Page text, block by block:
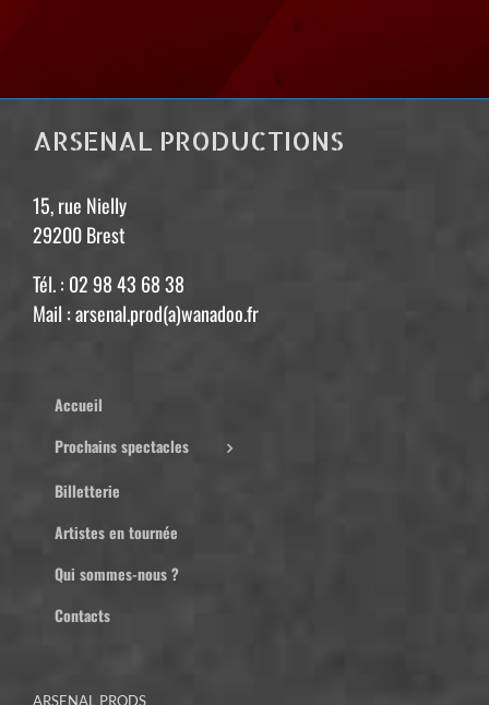
ARSENAL PRODUCTIONS
15, rue Nielly
29200 Brest
Tél. : 02 98 43 68 38
Mail : arsenal.prod(a)wanadoo.fr
Accueil
Prochains spectacles
Billetterie
Artistes en tournée
Qui sommes-nous ?
Contacts
ARSENAL PRODS